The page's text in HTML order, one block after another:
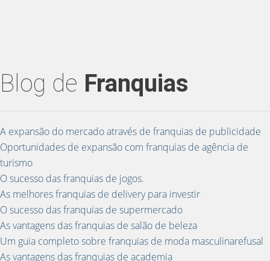
Blog de Franquias
A expansão do mercado através de franquias de publicidade
Oportunidades de expansão com franquias de agência de
turismo
O sucesso das franquias de jogos.
As melhores franquias de delivery para investir
O sucesso das franquias de supermercado
As vantagens das franquias de salão de beleza
Um guia completo sobre franquias de moda masculinarefusal
As vantagens das franquias de academia